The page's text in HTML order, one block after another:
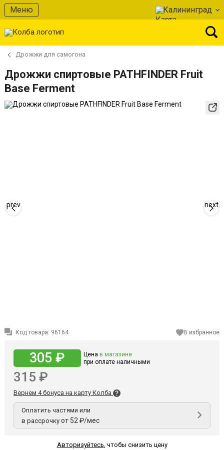
Меню Калининград
Дрожжи для самогона
Дрожжи спиртовые PATHFINDER Fruit
Base Ferment
prev next
Код товара: 96164 В избранное
305 ₽ Цена в магазине
при оплате наличными
315 ₽
Вернем 4 бонуса на карту Колба
Оплатить частями или
в рассрочку от 52 ₽/мес
Авторизуйтесь, чтобы снизить цену